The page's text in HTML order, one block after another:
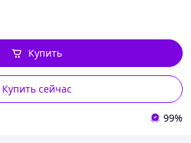
Купить сейчас
Купить
99%